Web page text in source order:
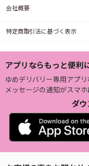
会社概要
特定商取引法に基づく表示
アプリならもっと便利
ゆめデリバリー専用アプリ
メッセージの通知がスマホ
ダウ